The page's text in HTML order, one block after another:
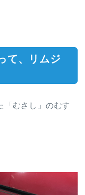
て、リムジ
「むさし」のむす